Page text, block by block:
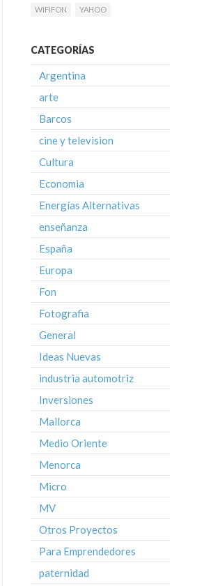
WIFIFON
YAHOO
CATEGORÍAS
Argentina
arte
Barcos
cine y television
Cultura
Economia
Energías Alternativas
enseñanza
España
Europa
Fon
Fotografia
General
Ideas Nuevas
industria automotriz
Inversiones
Mallorca
Medio Oriente
Menorca
Micro
MV
Otros Proyectos
Para Emprendedores
paternidad